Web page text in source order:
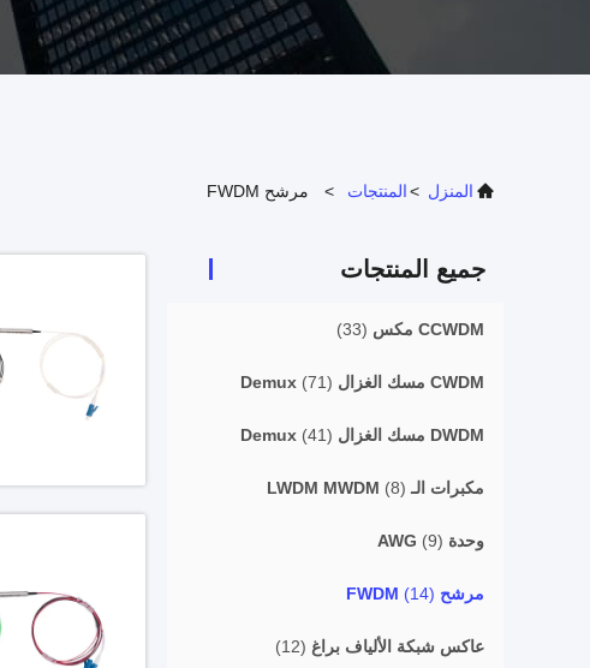
المنزل >المنتجات > مرشح FWDM
جميع المنتجات
CCWDM مكس (33)
CWDM مسك الغزال Demux (71)
DWDM مسك الغزال Demux (41)
مكبرات الـ LWDM MWDM (8)
وحدة AWG (9)
مرشح FWDM (14)
عاكس شبكة الألياف براغ (12)